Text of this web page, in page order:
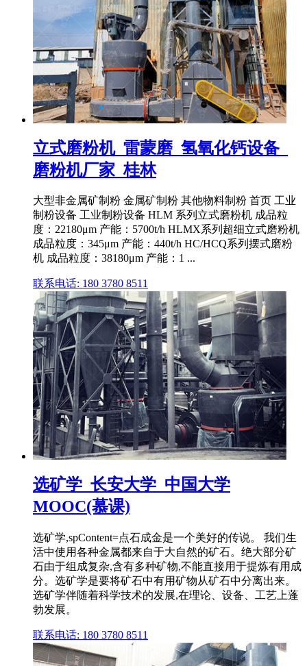
立式磨粉机_雷蒙磨_氢氧化钙设备_
磨粉机厂家_桂林
大型非金属矿制粉 金属矿制粉 其他物料制粉 首页 工业
制粉设备 工业制粉设备 HLM 系列立式磨粉机 成品粒
度：22180μm 产能：5700t/h HLMX系列超细立式磨粉机
成品粒度：345μm 产能：440t/h HC/HCQ系列摆式磨粉
机 成品粒度：38180μm 产能：1 ...
联系电话: 180 3780 8511
选矿学_长安大学_中国大学
MOOC(慕课)
选矿学,spContent=点石成金是一个美好的传说。 我们生
活中使用各种金属都来自于大自然的矿石。绝大部分矿
石由于组成复杂,含有多种矿物,不能直接用于提炼有用成
分。选矿学是要将矿石中有用矿物从矿石中分离出来。
选矿学伴随着科学技术的发展,在理论、设备、工艺上蓬
勃发展。
联系电话: 180 3780 8511